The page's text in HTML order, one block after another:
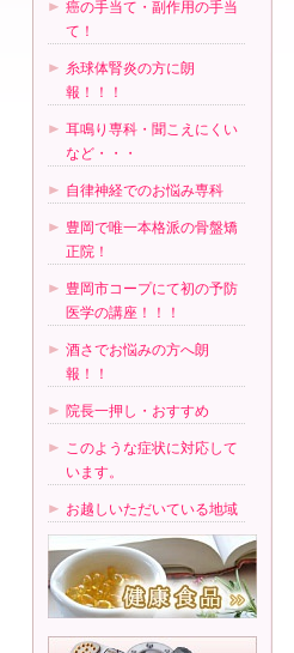
癌の手当て・副作用の手当
て！
糸球体腎炎の方に朗
報！！！
耳鳴り専科・聞こえにくい
など・・・
自律神経でのお悩み専科
豊岡で唯一本格派の骨盤矯
正院！
豊岡市コープにて初の予防
医学の講座！！！
酒さでお悩みの方へ朗
報！！
院長一押し・おすすめ
このような症状に対応して
います。
お越しいただいている地域